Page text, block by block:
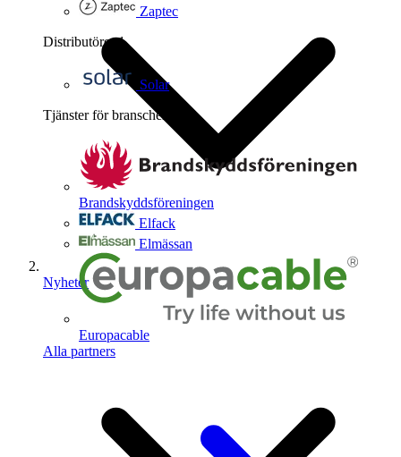
Zaptec
Distributörer 1
Solar
Tjänster för branschen
Brandskyddsföreningen
Elfack
Elmässan
Europacable
Alla partners
Nyheter